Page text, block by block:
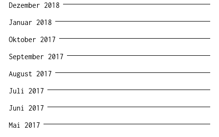
Dezember 2018
Januar 2018
Oktober 2017
September 2017
August 2017
Juli 2017
Juni 2017
Mai 2017